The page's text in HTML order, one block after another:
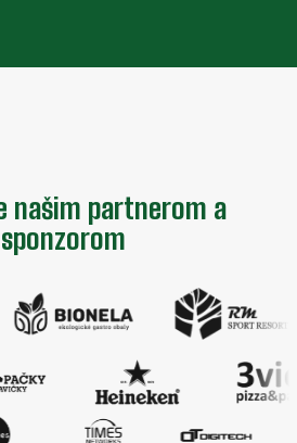
našim partnerom a
sponzorom